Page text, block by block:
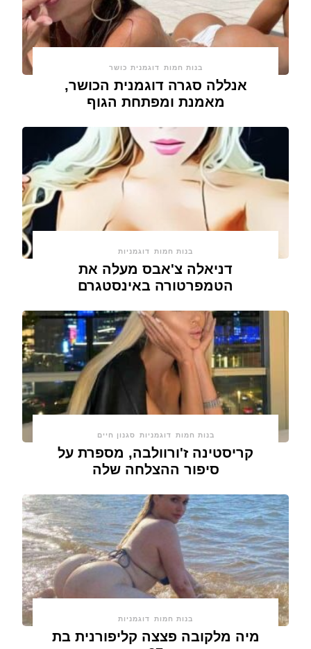
בנות חמות דוגמנית כושר
אנללה סגרה דוגמנית הכושר,
מאמנת ומפתחת הגוף
בנות חמות דוגמניות
דניאלה צ'אבס מעלה את
הטמפרטורה באינסטגרם
בנות חמות דוגמניות סגנון חיים
קריסטינה ז'ורוולבה, מספרת על
סיפור ההצלחה שלה
בנות חמות דוגמניות
מיה מלקובה פצצה קליפורנית בת